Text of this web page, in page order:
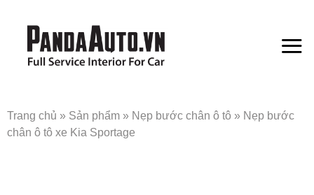
Trang chủ » Sản phẩm » Nẹp bước chân ô tô » Nẹp bước
chân ô tô xe Kia Sportage